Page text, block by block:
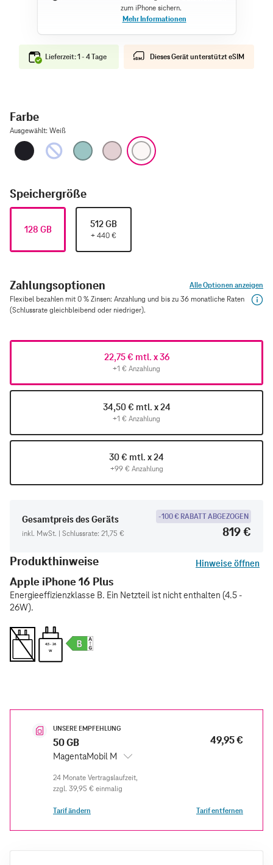
Lieferzeit: 1 - 4 Tage Dieses Gerät unterstützt eSIM
Farbe
Ausgewählt: Weiß
Schwarz UltramarinBlaugrünPink
Speichergröße
128 GB 512 GB
+ 440 €
Zahlungsoptionen
Alle Optionen anzeigen
Flexibel bezahlen mit 0 % Zinsen: Anzahlung und bis zu 36 monatliche Raten
(Schlussrate gleichbleibend oder niedriger).
22,75 € mtl. x 36
+1 € Anzahlung
34,50 € mtl. x 24
+1 € Anzahlung
30 € mtl. x 24
+99 € Anzahlung
Gesamtpreis des Geräts
inkl. MwSt. | Schlussrate: 21,75 €
-100 € RABATT ABGEZOGEN
819 €
Produkthinweise
Hinweise öffnen
Apple iPhone 16 Plus
Energieeffizienzklasse B. Ein Netzteil ist nicht enthalten (4.5 -
26W).
4.5 - 26
W
UNSERE EMPFEHLUNG
50 GB
MagentaMobil M
49,95 €
zzgl. 39,95 € einmalig
Tarif ändern Tarif entfernen